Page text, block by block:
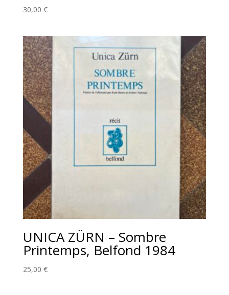
30,00 €
UNICA ZÜRN – Sombre
Printemps, Belfond 1984
25,00 €